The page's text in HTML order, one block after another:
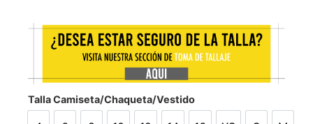
Talla Camiseta/Chaqueta/Vestido